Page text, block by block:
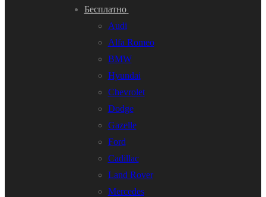
Бесплатно
Audi
Alfa Romeo
BMW
Hyundai
Chevrolet
Dodge
Gazelle
Ford
Cadillac
Land Rover
Mercedes